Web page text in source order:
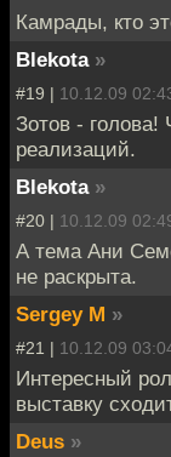
Камрады, кто
Blekota »
#19 | 10.12.09
Зотов - голова!
реализаций.
Blekota »
#20 | 10.12.09
А тема Ани
не раскрыта.
Sergey M »
#21 | 10.12.09
Интересный
выставку
Deus »